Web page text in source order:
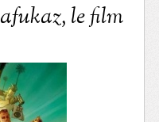
le film